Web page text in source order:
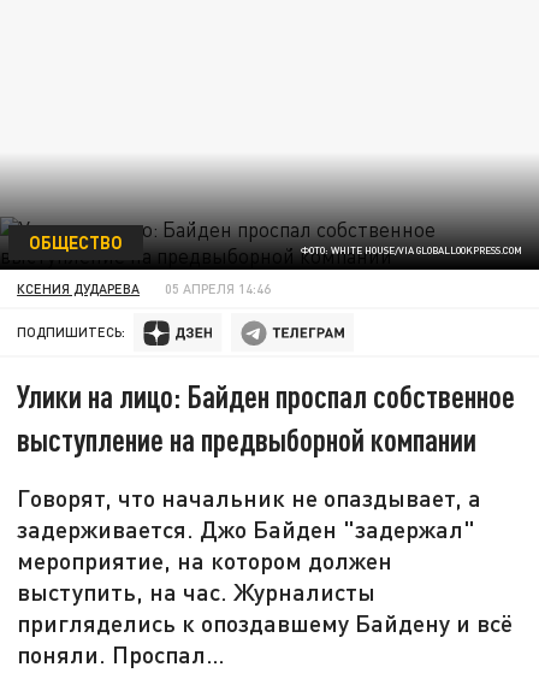
ФОТО: WHITE HOUSE/VIA GLOBALLOOKPRESS.COM
ОБЩЕСТВО
КСЕНИЯ ДУДАРЕВА 05 АПРЕЛЯ 14:46
ПОДПИШИТЕСЬ:
Улики на лицо: Байден проспал собственное
выступление на предвыборной компании
Говорят, что начальник не опаздывает, а
задерживается. Джо Байден "задержал"
мероприятие, на котором должен
выступить, на час. Журналисты
пригляделись к опоздавшему Байдену и всё
поняли. Проспал…